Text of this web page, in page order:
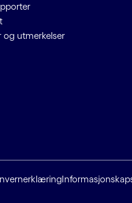
og utmerkelser